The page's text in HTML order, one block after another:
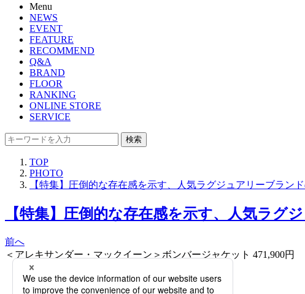
Menu
NEWS
EVENT
FEATURE
RECOMMEND
Q&A
BRAND
FLOOR
RANKING
ONLINE STORE
SERVICE
検索
TOP
PHOTO
【特集】圧倒的な存在感を示す、人気ラグジュアリーブラン
【特集】圧倒的な存在感を示す、人気ラグ
前へ
＜アレキサンダー・マックイーン＞ボンバージャケット 471,900円